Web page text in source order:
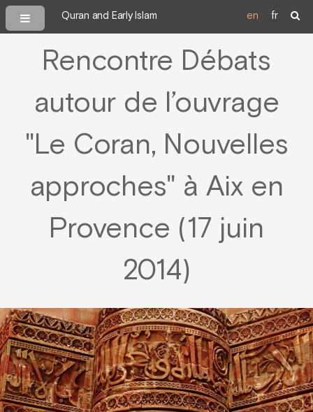
Quran and Early Islam en fr
Rencontre Débats
autour de l’ouvrage
"Le Coran, Nouvelles
approches" à Aix en
Provence (17 juin
2014)